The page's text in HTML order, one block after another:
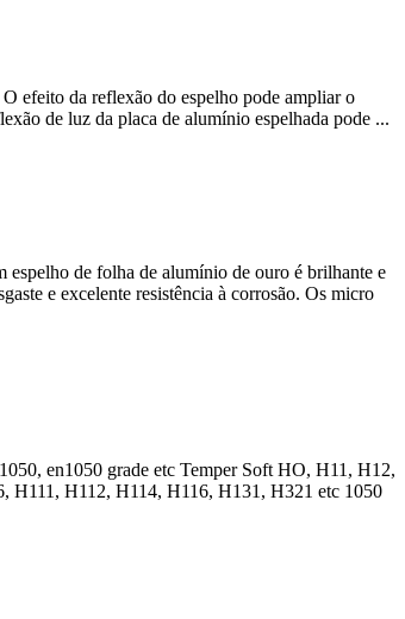
efeito da reflexão do espelho pode ampliar o
de luz da placa de alumínio espelhada pode ...
espelho de folha de alumínio de ouro é brilhante e
e excelente resistência à corrosão. Os micro
en1050 grade etc Temper Soft HO, H11, H12,
H112, H114, H116, H131, H321 etc 1050